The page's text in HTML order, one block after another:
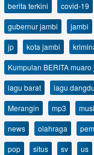
berita terkini
covid-19
gubernur jambi
jambi
jp
kota jambi
Kumpulan BERITA muaro
lagu barat
lagu
Merangin
mp3
news
olahraga
pop
situs sv us